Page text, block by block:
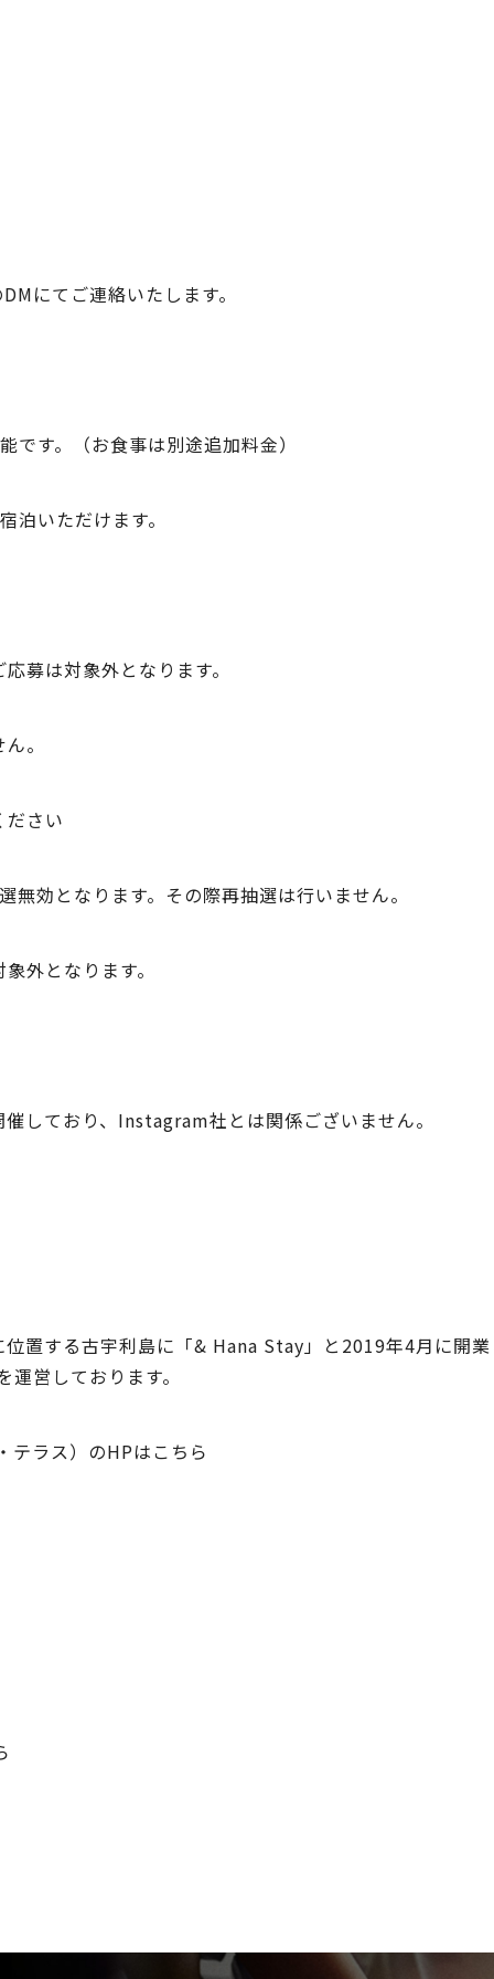
にてご連絡いたします。
です。（お食事は別途追加料金）
泊いただけます。
募は対象外となります。
。
ださい
効となります。 その際再抽選は行いません。
外となります。
しており、Instagram社とは関係ございません。
置する古宇利島に「& Hana Stay」と2019年4月に開
営しております。
テラス）のHPはこちら